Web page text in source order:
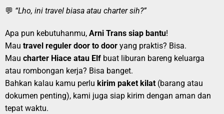
💬 “Lho, ini travel biasa atau charter sih?”
Apa pun kebutuhanmu, Arni Trans siap bantu!
Mau travel reguler door to door yang praktis? Bisa.
Mau charter Hiace atau Elf buat liburan bareng keluarga
atau rombongan kerja? Bisa banget.
Bahkan kalau kamu perlu kirim paket kilat (barang atau
dokumen penting), kami juga siap kirim dengan aman dan
tepat waktu.